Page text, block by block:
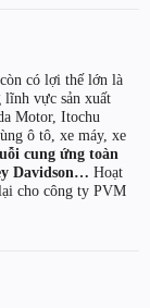
có lợi thế lớn là
lĩnh vực sản xuất
Motor, Itochu
ô tô, xe máy, xe
cung ứng toàn
Davidson… Hoạt
cho công ty PVM